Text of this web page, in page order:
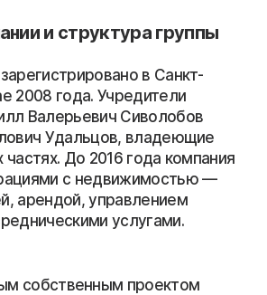
и структура группы
в Санкт-
2008 года. Учредители
Валерьевич Сиволобов
Удальцов, владеющие
До 2016 года компания
с недвижимостью —
арендой, управлением
услугами.
собственным проектом